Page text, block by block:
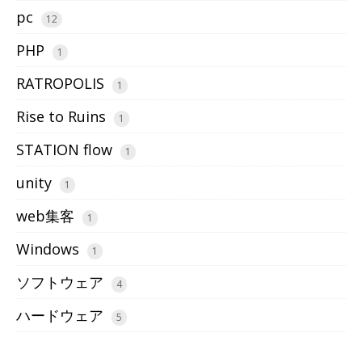
pc 12
PHP 1
RATROPOLIS 1
Rise to Ruins 1
STATION flow 1
unity 1
web集客 1
Windows 1
ソフトウェア 4
ハードウェア 5